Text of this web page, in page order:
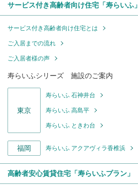
サービス付き高齢者向け住宅「寿らいふ」
サービス付き高齢者向け住宅とは
ご入居までの流れ
ご入居者様の声
寿らいふシリーズ 施設のご案内
東京
寿らいふ 石神井台
寿らいふ 高島平
寿らいふ ときわ台
福岡 寿らいふ アクアヴィラ香椎浜
高齢者安心賃貸住宅「寿らいふプラン」